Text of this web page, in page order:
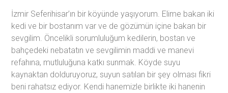
İzmir Seferihisar’ın bir köyünde yaşıyorum. Elime bakan iki
kedi ve bir bostanım var ve de gözümün içine bakan bir
sevgilim. Öncelikli sorumluluğum kedilerin, bostan ve
bahçedeki nebatatın ve sevgilimin maddi ve manevi
refahına, mutluluğuna katkı sunmak. Köyde suyu
kaynaktan dolduruyoruz, suyun satılan bir şey olması fikri
beni rahatsız ediyor. Kendi hanemizle birlikte iki hanenin